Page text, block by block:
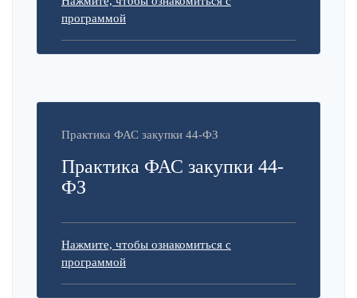
программой
Практика ФАС закупки 44-ФЗ
Практика ФАС закупки 44-
ФЗ
Нажмите, чтобы ознакомиться с
программой